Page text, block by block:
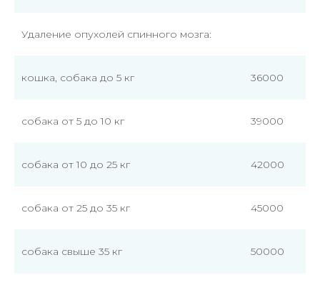
Удаление опухолей спинного мозга:
кошка, собака до 5 кг 36000
собака от 5 до 10 кг 39000
собака от 10 до 25 кг 42000
собака от 25 до 35 кг 45000
собака свыше 35 кг 50000